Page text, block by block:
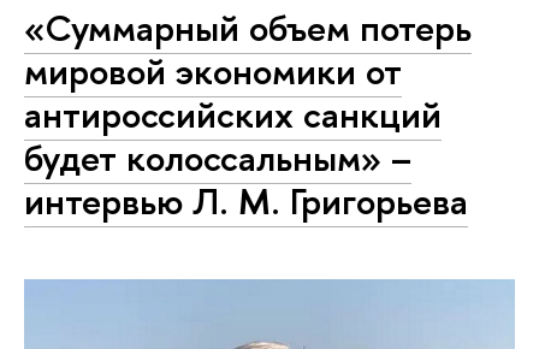
«Суммарный объем потерь
мировой экономики от
антироссийских санкций
будет колоссальным» –
интервью Л. М. Григорьева